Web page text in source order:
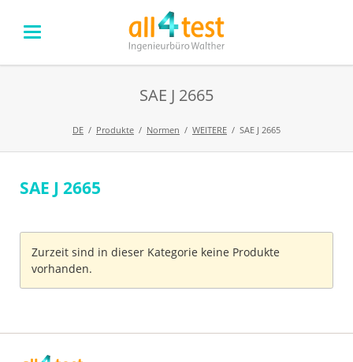
SAE J 2665
DE Produkte Normen WEITERE SAE J 2665
Navigation
überspringen
SAE J 2665
Zurzeit sind in dieser Kategorie keine Produkte
vorhanden.